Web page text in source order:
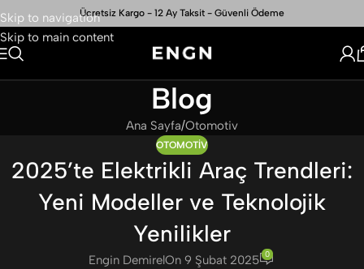
Skip to navigation
Skip to main content
Ücretsiz Kargo - 12 Ay Taksit - Güvenli Ödeme
Blog
Ana Sayfa Otomotiv
OTOMOTIV
2025’te Elektrikli Araç Trendleri:
Yeni Modeller ve Teknolojik
Yenilikler
Engin DemirelOn 9 Şubat 2025 0